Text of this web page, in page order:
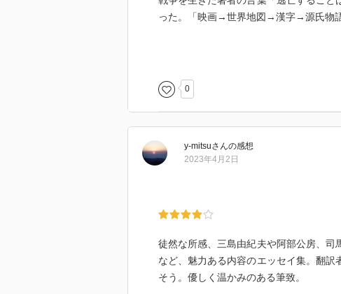
った。「映画→世界地図→漢字→源氏物
司馬遼太郎 の博識を「人本主義」の現
解の姿勢が 読者を捉えるのかと思った
「国際人志願の方々へ」というエッセ
ない、外人も同じ人間であり〜日本文
み」とある。漢字の面白さでもあるよう
0
y-mitsuさんの感想
2023年4月2日
徒然な所感、三島由紀夫や阿部公房、
など、魅力ある内容のエッセイ集。翻
そう。優しく温かみのある筆致。